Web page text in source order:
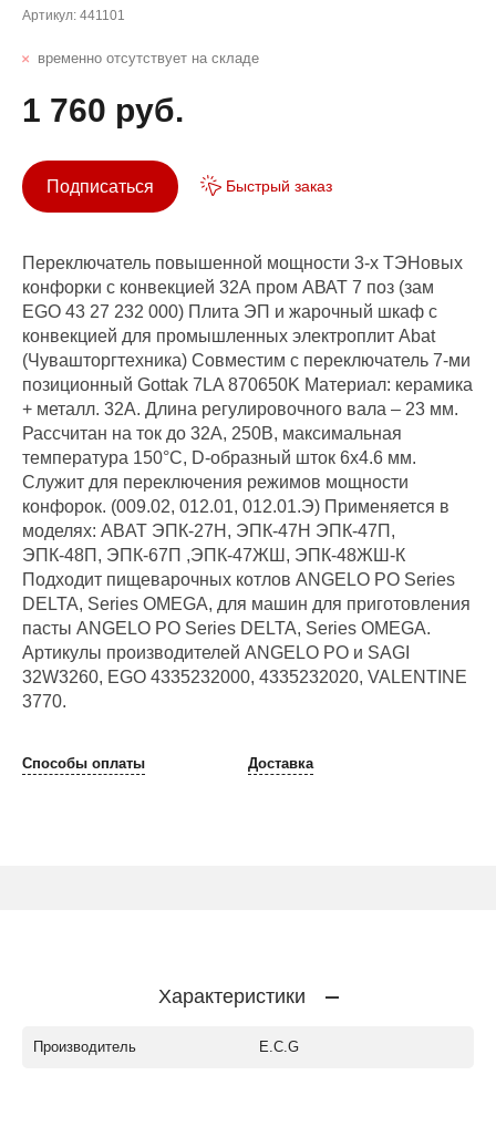
Артикул: 441101
временно отсутствует на складе
1 760 руб.
Подписаться Быстрый заказ
Переключатель повышенной мощности 3-х ТЭНовых
конфорки с конвекцией 32А пром АВАТ 7 поз (зам
EGO 43 27 232 000) Плита ЭП и жарочный шкаф с
конвекцией для промышленных электроплит Abat
(Чувашторгтехника) Совместим с переключатель 7-ми
позиционный Gottak 7LA 870650K Материал: керамика
+ металл. 32A. Длина регулировочного вала – 23 мм.
Рассчитан на ток до 32А, 250В, максимальная
температура 150°C, D-образный шток 6x4.6 мм.
Служит для переключения режимов мощности
конфорок. (009.02, 012.01, 012.01.Э) Применяется в
моделях: ABAT ЭПК-27Н, ЭПК-47Н ЭПК-47П,
ЭПК-48П, ЭПК-67П ,ЭПК-47ЖШ, ЭПК-48ЖШ-К
Подходит пищеварочных котлов ANGELO PO Series
DELTA, Series OMEGA, для машин для приготовления
пасты ANGELO PO Series DELTA, Series OMEGA.
Артикулы производителей ANGELO PO и SAGI
32W3260, EGO 4335232000, 4335232020, VALENTINE
3770.
Способы оплаты Доставка
Характеристики
Производитель E.C.G